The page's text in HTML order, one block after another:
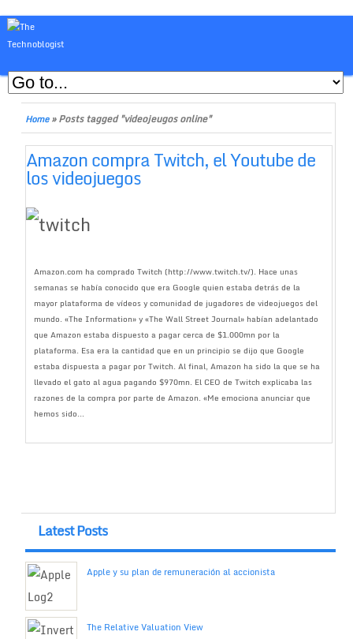
Home»Posts tagged "videojeugos online"
Amazon compra Twitch, el Youtube de
los videojuegos
Amazon.com ha comprado Twitch (http://www.twitch.tv/). Hace unas
semanas se había conocido que era Google quien estaba detrás de la
mayor plataforma de vídeos y comunidad de jugadores de videojuegos del
mundo. «The Information» y «The Wall Street Journal» habían adelantado
que Amazon estaba dispuesto a pagar cerca de $1.000mn por la
plataforma. Esa era la cantidad que en un principio se dijo que Google
estaba dispuesta a pagar por Twitch. Al final, Amazon ha sido la que se ha
llevado el gato al agua pagando $970mn. El CEO de Twitch explicaba las
razones de la compra por parte de Amazon. «Me emociona anunciar que
hemos sido...
Latest Posts
Apple y su plan de remuneración al accionista
The Relative Valuation View